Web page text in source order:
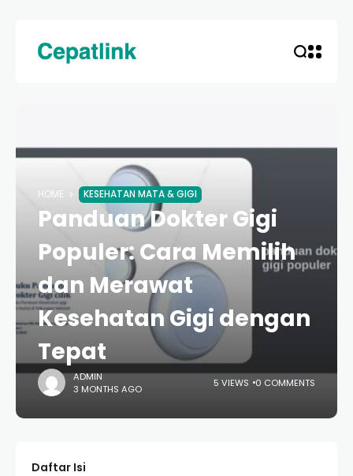
HOME KESEHATAN MATA & GIGI
Panduan Dokter Gigi
Populer: Cara Memilih
dan Merawat
Kesehatan Gigi dengan
Tepat
ADMIN
3 MONTHS AGO
5 VIEWS 0 COMMENTS
Daftar Isi